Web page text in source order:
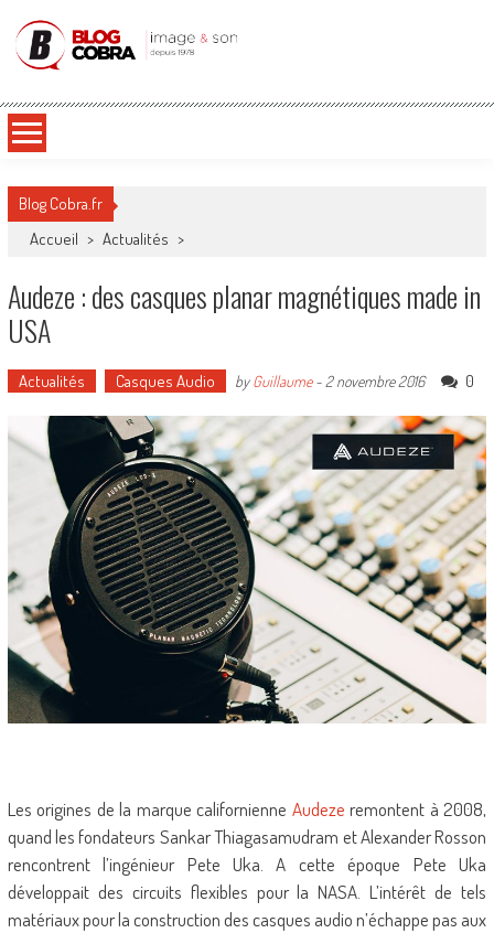
Blog Cobra
Blog Cobra.fr
Accueil > Actualités >
Audeze : des casques planar magnétiques made in
USA
Actualités Casques Audio byGuillaume- 2 novembre 2016 0
Les origines de la marque californienne Audeze remontent à 2008,
quand les fondateurs Sankar Thiagasamudram et Alexander Rosson
rencontrent l’ingénieur Pete Uka. A cette époque Pete Uka
développait des circuits flexibles pour la NASA. L’intérêt de tels
matériaux pour la construction des casques audio n’échappe pas aux